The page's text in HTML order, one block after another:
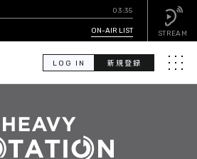
LOG IN 新規登録 メニ
索
03:35
ON-AIR LIST STREAM